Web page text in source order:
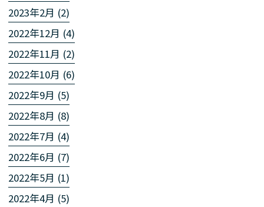
2023年2月 (2)
2022年12月 (4)
2022年11月 (2)
2022年10月 (6)
2022年9月 (5)
2022年8月 (8)
2022年7月 (4)
2022年6月 (7)
2022年5月 (1)
2022年4月 (5)